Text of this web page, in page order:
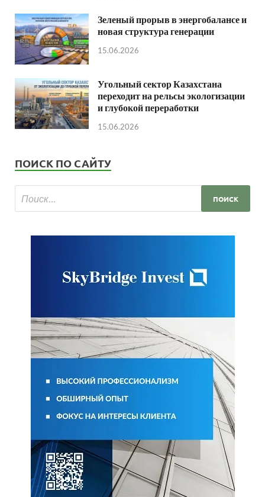
Зеленый прорыв в энергобалансе и
новая структура генерации
15.06.2026
Угольный сектор Казахстана
переходит на рельсы экологизации
и глубокой переработки
15.06.2026
ПОИСК ПО САЙТУ